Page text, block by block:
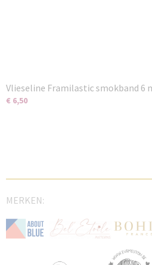
Vlieseline Framilastic smokband 6
€ 6,50
MERKEN: